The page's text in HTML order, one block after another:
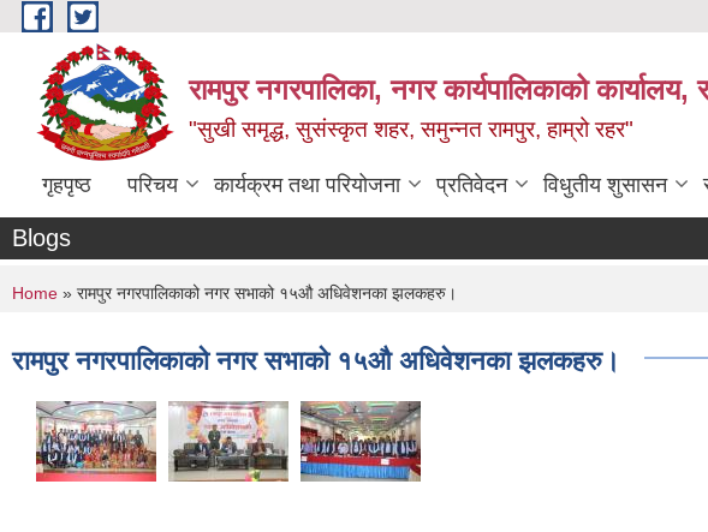
Skip to main content
रामपुर नगरपालिका, नगर कार्यपालिकाको कार्यालय,
"सुखी समृद्ध, सुसंस्कृत शहर, समुन्नत रामपुर, हाम्रो रहर"
गृहपृष्ठ परिचय कार्यक्रम तथा परियोजना प्रतिवेदन विधुतीय शुसासन
Blogs
You are here
Home » रामपुर नगरपालिकाको नगर सभाको १५औ अधिवेशनका झलकहरु।
रामपुर नगरपालिकाको नगर सभाको १५औ अधिवेशनका झलकहरु।